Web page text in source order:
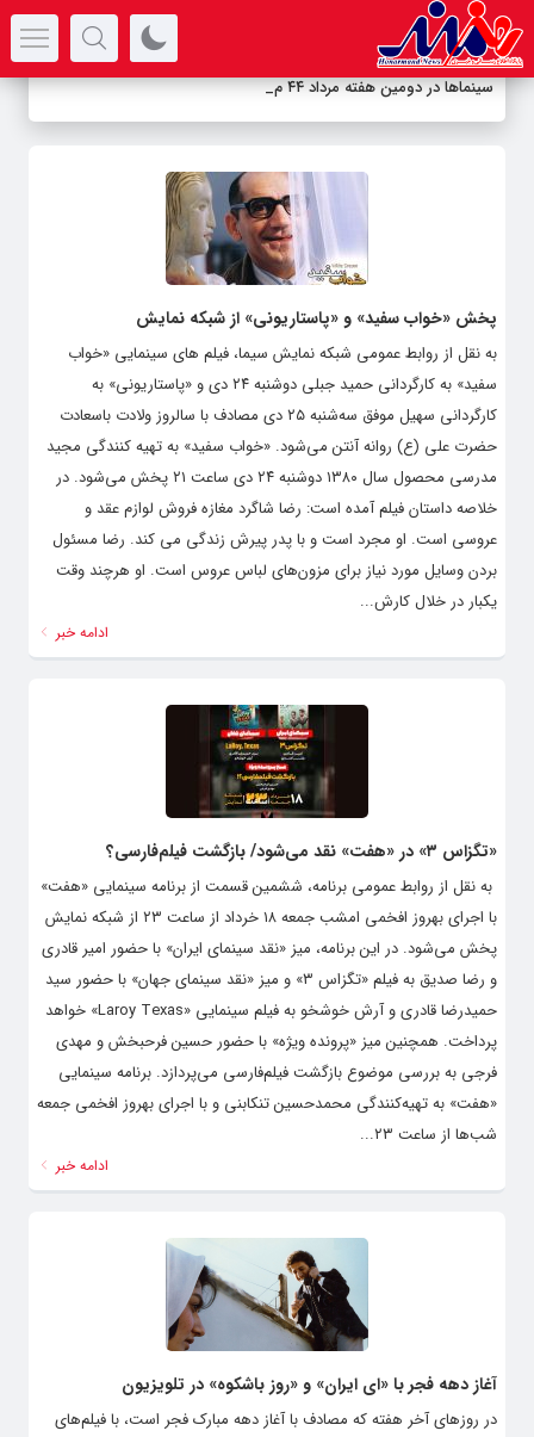
سینماها در دومین هفته‌ مرداد ۴۴ میلیارد توما -
پخش «خواب سفید» و «پاستاریونی» از شبکه نمایش
به نقل از روابط عمومی شبکه نمایش سیما، فیلم های سینمایی «خواب
سفید» به کارگردانی حمید جبلی دوشنبه ۲۴ دی و «پاستاریونی» به
کارگردانی سهیل موفق سه‌شنبه ۲۵ دی مصادف با سالروز ولادت باسعادت
حضرت علی (ع) روانه آنتن می‌شود. «خواب سفید» به تهیه کنندگی مجید
مدرسی محصول سال ۱۳۸۰ دوشنبه ۲۴ دی ساعت ۲۱ پخش می‌شود. در
خلاصه داستان فیلم آمده است: رضا شاگرد مغازه فروش لوازم عقد و
عروسی است. او مجرد است و با پدر پیرش زندگی می کند. رضا مسئول
بردن وسایل مورد نیاز برای مزون‌های لباس عروس است. او هرچند وقت
یکبار در خلال کارش...
ادامه خبر
«تگزاس ۳» در «هفت» نقد می‌شود/ بازگشت فیلم‌فارسی؟
به نقل از روابط عمومی برنامه، ششمین قسمت از برنامه سینمایی «هفت»
با اجرای بهروز افخمی امشب جمعه ۱۸ خرداد از ساعت ۲۳ از شبکه نمایش
پخش می‌شود. در این برنامه، میز «نقد سینمای ایران» با حضور امیر قادری
و رضا صدیق به فیلم «تگزاس ۳» و میز «نقد سینمای جهان» با حضور سید
حمیدرضا قادری و آرش خوشخو به فیلم سینمایی «Laroy Texas» خواهد
پرداخت. همچنین میز «پرونده ویژه» با حضور حسین فرحبخش و مهدی
فرجی به بررسی موضوع بازگشت فیلم‌فارسی می‌پردازد. برنامه سینمایی
«هفت» به تهیه‌کنندگی محمدحسین تنکابنی و با اجرای بهروز افخمی جمعه
شب‌ها از ساعت ۲۳...
ادامه خبر
آغاز دهه‌ فجر با «ای ایران» و «روز باشکوه» در تلویزیون
در روزهای آخر هفته که مصادف با آغاز دهه مبارک فجر است، با فیلم‌های